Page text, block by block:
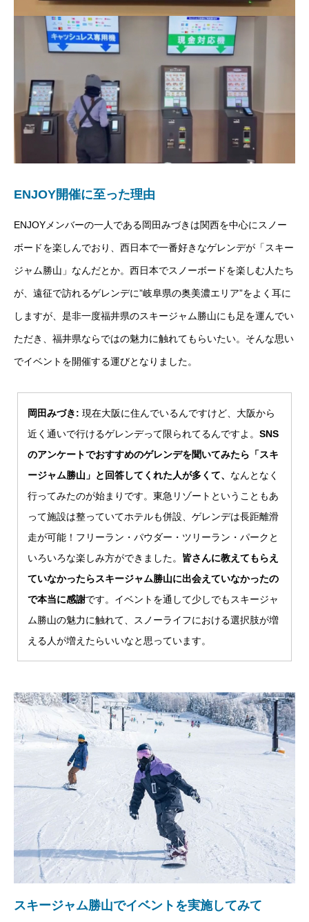
ENJOY開催に至った理由
ENJOYメンバーの一人である岡田みづきは関西を中心にスノー
ボードを楽しんでおり、西日本で一番好きなゲレンデが「スキー
ジャム勝山」なんだとか。西日本でスノーボードを楽しむ人たち
が、遠征で訪れるゲレンデに”岐阜県の奥美濃エリア”をよく耳に
しますが、是非一度福井県のスキージャム勝山にも足を運んでい
ただき、福井県ならではの魅力に触れてもらいたい。そんな思い
でイベントを開催する運びとなりました。
岡田みづき: 現在大阪に住んでいるんですけど、大阪から
近く通いで行けるゲレンデって限られてるんですよ。SNS
のアンケートでおすすめのゲレンデを聞いてみたら「スキ
ージャム勝山」と回答してくれた人が多くて、 なんとなく
行ってみたのが始まりです。東急リゾートということもあ
って施設は整っていてホテルも併設、ゲレンデは長距離滑
走が可能！フリーラン・パウダー・ツリーラン・パークと
いろいろな楽しみ方ができました。 皆さんに教えてもらえ
ていなかったらスキージャム勝山に出会えていなかったの
で本当に感謝です。イベントを通して少しでもスキージャ
ム勝山の魅力に触れて、スノーライフにおける選択肢が増
える人が増えたらいいなと思っています。
スキージャム勝山でイベントを実施してみて